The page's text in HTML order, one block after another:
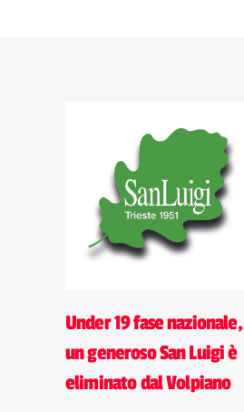
Under 19 fase nazionale,
un generoso San Luigi è
eliminato dal Volpiano